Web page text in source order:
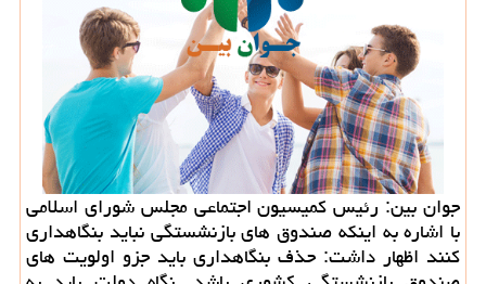
جوان بین: رئیس كمیسیون اجتماعی مجلس شورای اسلامی
با اشاره به اینكه صندوق های بازنشستگی نباید بنگاهداری
كنند اظهار داشت: حذف بنگاهداری باید جزو اولویت های